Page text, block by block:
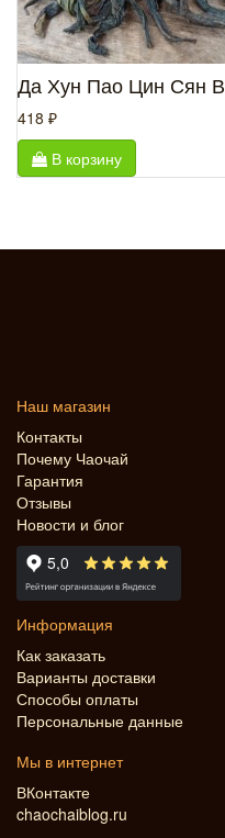
Да Хун Пао Цин Сян В
418 ₽
В корзину
Наш магазин
Контакты
Почему Чаочай
Гарантия
Отзывы
Новости и блог
Информация
Как заказать
Варианты доставки
Способы оплаты
Персональные данные
Мы в интернет
ВКонтакте
chaochaiblog.ru